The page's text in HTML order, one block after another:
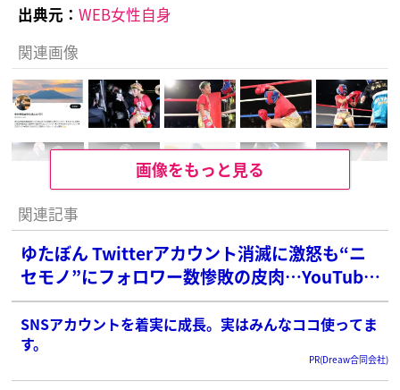
出典元： WEB女性自身
関連画像
画像をもっと見る
関連記事
ゆたぼん Twitterアカウント消滅に激怒も“ニ
セモノ”にフォロワー数惨敗の皮肉…YouTube
も低調で露呈した影響力のなさ
SNSアカウントを着実に成長。実はみんなココ使ってま
す。
PR(Dreaw合同会社)